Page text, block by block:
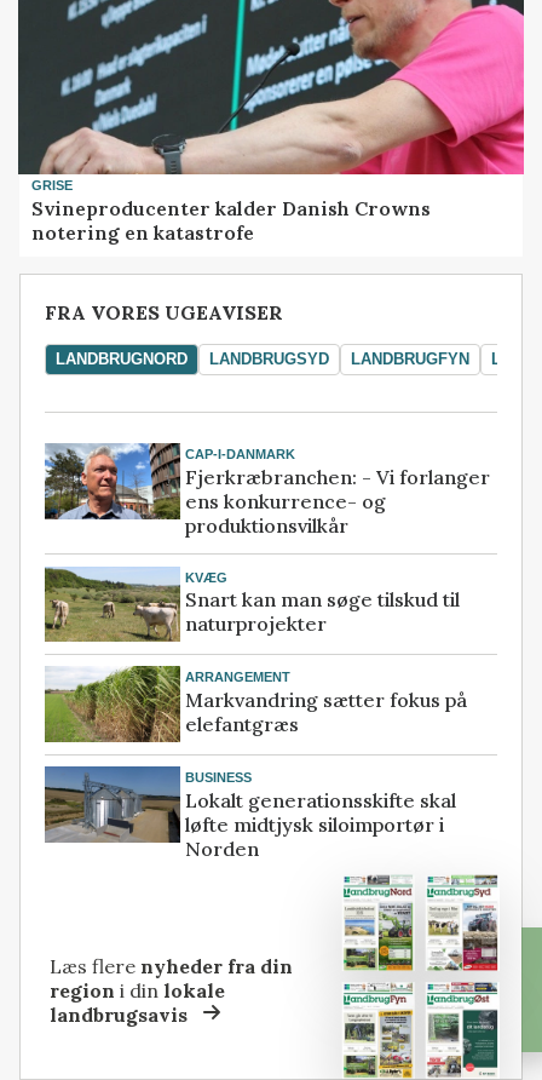
GRISE
Svineproducenter kalder Danish Crowns
notering en katastrofe
FRA VORES UGEAVISER
LANDBRUGNORD LANDBRUGSYD LANDBRUGFYN
CAP-I-DANMARK
Fjerkræbranchen: - Vi forlanger
ens konkurrence- og
produktionsvilkår
KVÆG
Snart kan man søge tilskud til
naturprojekter
ARRANGEMENT
Markvandring sætter fokus på
elefantgræs
BUSINESS
Lokalt generationsskifte skal
løfte midtjysk siloimportør i
Norden
Læs flere nyheder fra din
region i dinlokale
landbrugsavis